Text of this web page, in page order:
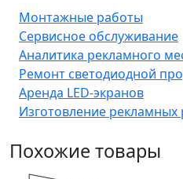
Монтажные работы
Сервисное обслуживание
Аналитика рекламного
Ремонт светодиодной
Аренда LED-экранов
Изготовление рекламных
Похожие товары